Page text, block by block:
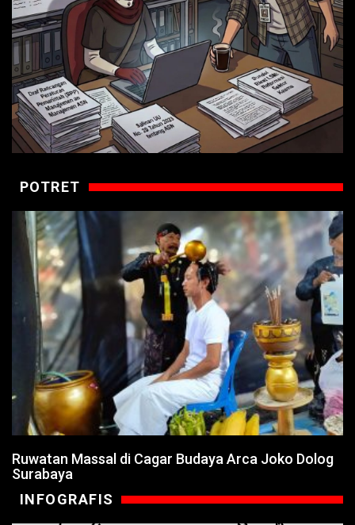
POTRET
Ruwatan Massal di Cagar Budaya Arca Joko Dolog
Surabaya
INFOGRAFIS